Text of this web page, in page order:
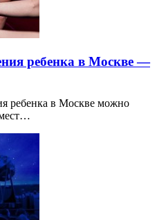
ребенка в Москве —
ребенка в Москве можно